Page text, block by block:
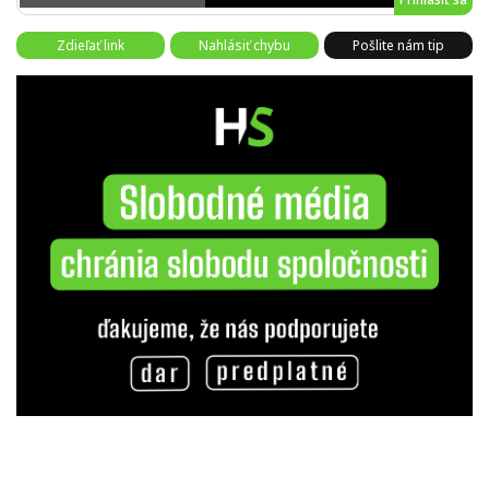
Zdieľať link Nahlásiť chybu Pošlite nám tip